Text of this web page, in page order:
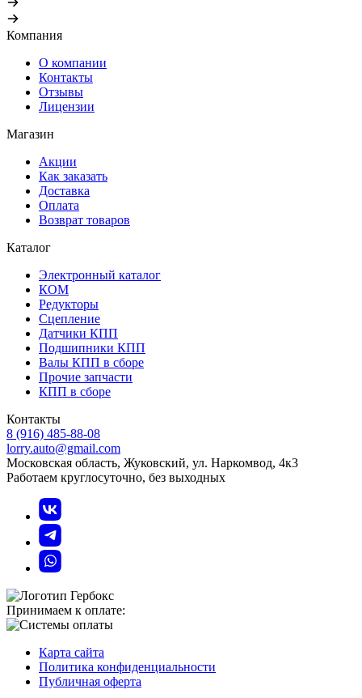
Компания
О компании
Контакты
Отзывы
Лицензии
Магазин
Акции
Как заказать
Доставка
Оплата
Возврат товаров
Каталог
Электронный каталог
КОМ
Редукторы
Сцепление
Датчики КПП
Подшипники КПП
Валы КПП в сборе
Прочие запчасти
КПП в сборе
Контакты
8 (916) 485-88-08
lorry.auto@gmail.com
Московская область, Жуковский, ул. Наркомвод, 4к3
Работаем круглосуточно, без выходных
Принимаем к оплате:
Карта сайта
Политика конфиденциальности
Публичная оферта